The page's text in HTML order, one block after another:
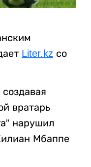
Liter.kz со
вратарь
нарушил
Мбаппе